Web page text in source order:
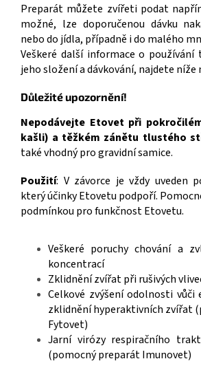
Preparát můžete zvířeti podat
možné, lze doporučenou dávku
nebo do jídla, případně i do malého
Veškeré další informace o
jeho složení a dávkování, najdete
Důležité upozornění!
Nepodávejte Etovet při
kašli) a těžkém zánětu tlustého
také vhodný pro gravidní samice.
Použití: V závorce je vždy uveden
který účinky Etovetu podpoří.
podmínkou pro funkčnost Etovetu.
Veškeré poruchy chování a
koncentrací
Zklidnění zvířat při rušivých
Celkové zvýšení odolnosti vůči
zklidnění hyperaktivních zvířat
Fytovet)
Jarní virózy respiračního
(pomocný preparát Imunovet)